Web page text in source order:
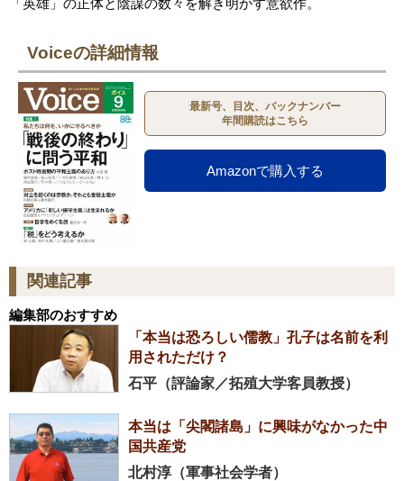
Voiceの詳細情報
最新号、目次、バックナンバー
年間購読はこちら
Amazonで購入する
関連記事
編集部のおすすめ
「本当は恐ろしい儒教」孔子は名前を利
用されただけ？
石平（評論家／拓殖大学客員教授）
本当は「尖閣諸島」に興味がなかった中
国共産党
北村淳（軍事社会学者）